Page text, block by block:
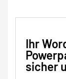
Ihr
sicher